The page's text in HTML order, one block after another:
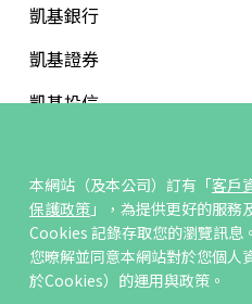
本網站（及本公司）訂有「客戶
保護政策」，為提供更好的服務
Cookies 記錄存取您的瀏覽訊息
您暸解並同意本網站對於您個人
於Cookies）的運用與政策。
凱基銀行
凱基證券
凱基投信
訂閱/取消電子報